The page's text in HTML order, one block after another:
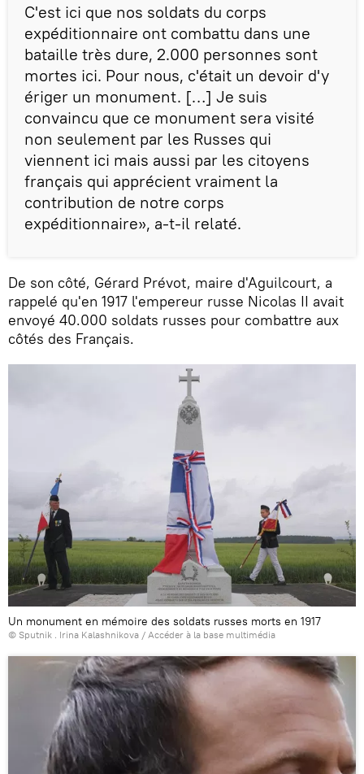
C'est ici que nos soldats du corps
expéditionnaire ont combattu dans une
bataille très dure, 2.000 personnes sont
mortes ici. Pour nous, c'était un devoir d'y
ériger un monument. […] Je suis
convaincu que ce monument sera visité
non seulement par les Russes qui
viennent ici mais aussi par les citoyens
français qui apprécient vraiment la
contribution de notre corps
expéditionnaire», a-t-il relaté.
De son côté, Gérard Prévot, maire d'Aguilcourt, a
rappelé qu'en 1917 l'empereur russe Nicolas II avait
envoyé 40.000 soldats russes pour combattre aux
côtés des Français.
Un monument en mémoire des soldats russes morts en 1917
© Sputnik . Irina Kalashnikova / Accéder à la base multimédia